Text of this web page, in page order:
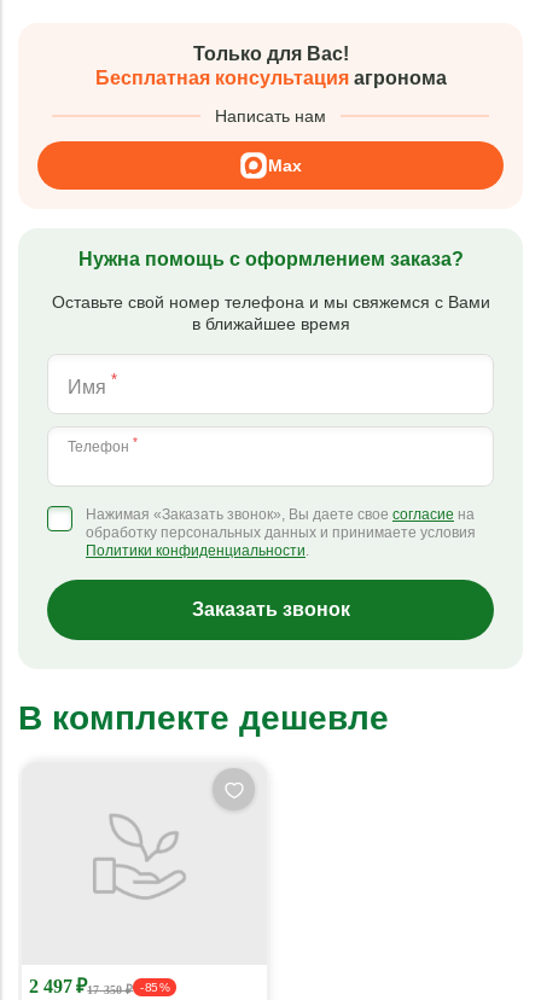
Только для Вас!
Бесплатная консультацияагронома
Написать нам
Max
Нужна помощь с оформлением заказа?
Оставьте свой номер телефона и мы свяжемся с Вами
в ближайшее время
Имя *
Телефон *
Нажимая «Заказать звонок», Вы даете свое согласие на
обработку персональных данных и принимаете условия
Политики конфиденциальности.
Заказать звонок
В комплекте дешевле
2 497 ₽17 350 ₽ - 85 %